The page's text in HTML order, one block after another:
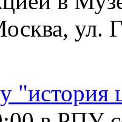
ул.
"история